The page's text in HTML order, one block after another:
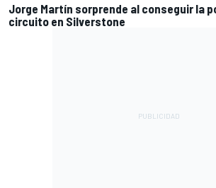
Jorge Martín sorprende al conseguir la
circuito en Silverstone